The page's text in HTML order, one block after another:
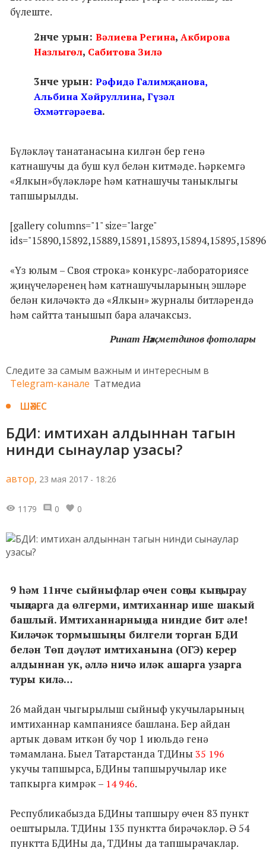
бүлеште.
2нче урын: Вәлиева Регина, Акбирова
Назлыгөл, Сабитова Зилә
3нче урын: Рәфидә Галимҗанова,
Альбина Хәйруллина, Гүзәл
Әхмәтгәрәева.
Бүләкләү танатанасына килгән бер генә
катнашучы да буш кул белән китмәде. Һәркемгә
«Ялкын»бүләкләре һәм катнашучы таныклыгы
тапшырылды.
[gallery columns="1" size="large"
«Үз юлым – Своя строка» конкурс-лабораториясе
җиңүчеләренең һәм катнашучыларының эшләре
белән киләчәктә дә «Ялкын» журналы битләрендә
һәм сайтта танышып бара алачаксыз.
Ринат Нәҗметдинов фотолары
Следите за самым важным и интересным в
Telegram-канале Татмедиа
ШӘХЕС
БДИ: имтихан алдыннан тагын
нинди сынаулар узасы?
автор, 23 мая 2017 - 18:26
1179 0 0
9 һәм 11нче сыйныфлар өчен соңгы кыңгырау
чыңларга да өлгерми, имтиханнар ише шакый
башлый. Имтиханнарның да ниндие бит әле!
Киләчәк тормышыңны билгели торган БДИ
белән Төп дәүләт имтиханына (ОГЭ) керер
алдыннан ук, әллә ничә иләк ашарга узарга
туры килә…
26 майдан чыгырылыш сыйныф укучыларының
имтиханнар кампаниясе башлана. Бер айдан
артык дәвам иткән бу чор 1 июльдә генә
тәмамлана. Быел Татарстанда ТДИны 35 196
укучы тапшырса, БДИны тапшыручылар ике
тапкырга кимрәк – 14 946.
Республикабызда БДИны тапшыру өчен 83 пункт
оештырыла. ТДИны 135 пунктта бирәчәкләр. Ә 54
пунктта БДИНы да, ТДИны да тапшырачаклар.